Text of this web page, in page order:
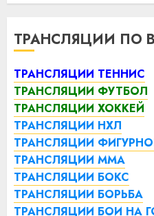
ТРАНСЛЯЦИИ ПО
ТРАНСЛЯЦИИ ТЕННИС
ТРАНСЛЯЦИИ ФУТБОЛ
ТРАНСЛЯЦИИ ХОККЕЙ
ТРАНСЛЯЦИИ НХЛ
ТРАНСЛЯЦИИ
ТРАНСЛЯЦИИ ММА
ТРАНСЛЯЦИИ БОКС
ТРАНСЛЯЦИИ БОРЬБА
ТРАНСЛЯЦИИ БОИ НА